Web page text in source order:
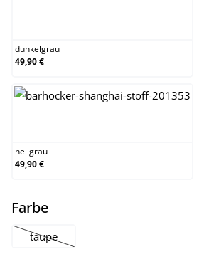
dunkelgrau
49,90 €
hellgrau
49,90 €
Farbeauswählen
taupe
(Diese Option ist zurzeit nicht verfügbar.)